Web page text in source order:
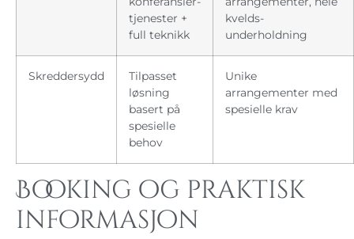
tjenester +
full teknikk
kvelds-
underholdning
Skreddersydd
Tilpasset
løsning
basert på
spesielle
behov
Unike
arrangementer med
spesielle krav
Booking og praktisk
informasjon